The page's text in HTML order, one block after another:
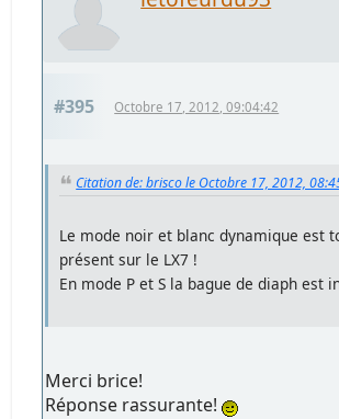
#395 Octobre 17, 2012, 09:04:42
Citation de: brisco le Octobre 17, 2012,
Le mode noir et blanc dynamique est
présent sur le LX7 !
En mode P et S la bague de diaph est
Merci brice!
Réponse rassurante!